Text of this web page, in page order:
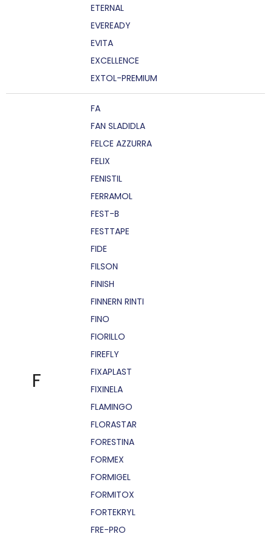
ETERNAL
EVEREADY
EVITA
EXCELLENCE
EXTOL-PREMIUM
F
FA
FAN SLADIDLA
FELCE AZZURRA
FELIX
FENISTIL
FERRAMOL
FEST-B
FESTTAPE
FIDE
FILSON
FINISH
FINNERN RINTI
FINO
FIORILLO
FIREFLY
FIXAPLAST
FIXINELA
FLAMINGO
FLORASTAR
FORESTINA
FORMEX
FORMIGEL
FORMITOX
FORTEKRYL
FRE-PRO